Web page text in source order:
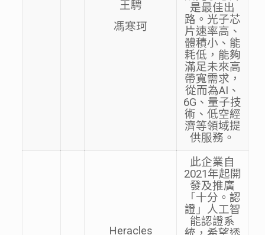
王騁
馮寒珂
是最佳出
路。光子芯
片速率高、
體積小、能
耗低，能夠
滿足未來高
帶寬需求，
從而為AI、
6G、量子技
術、低空經
濟等領域提
供服務。
Heracles
此企業自
2021年起開
發及推廣
「十分。認
證」人工智
能認證系